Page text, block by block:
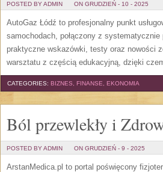
POSTED BY ADMIN ON GRUDZIEŃ - 10 - 2025
AutoGaz Łódź to profesjonalny punkt
samochodach, połączony z
praktyczne wskazówki, testy oraz nowości
warsztatu z częścią edukacyjną, dzięki
CATEGORIES: BIZNES, FINANSE, EKONOMIA
Ból przewlekły i
POSTED BY ADMIN ON GRUDZIEŃ - 9 - 2025
ArstanMedica.pl to portal poświęcony